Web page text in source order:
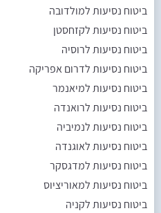
ביטוח נסיעות למולדובה
ביטוח נסיעות לקזחסטן
ביטוח נסיעות לרוסיה
ביטוח נסיעות לדרום אפריקה
ביטוח נסיעות למיאנמר
ביטוח נסיעות לרואנדה
ביטוח נסיעות לנמיביה
ביטוח נסיעות לאוגנדה
ביטוח נסיעות למדגסקר
ביטוח נסיעות למאוריציוס
ביטוח נסיעות לקניה